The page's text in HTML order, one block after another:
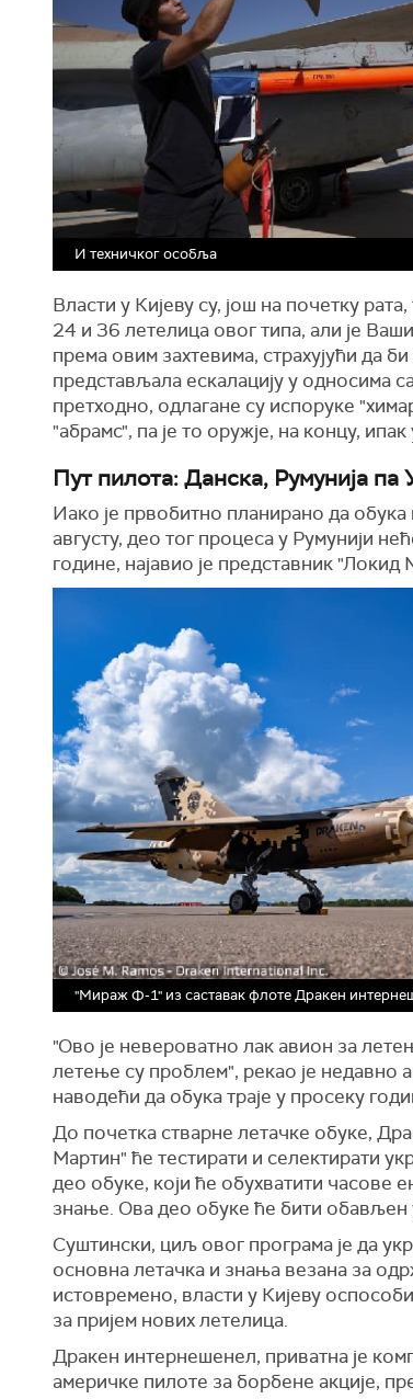
И техничког особља
Власти у Кијеву су, још на почетку
24 и 36 летелица овог типа, али је
према овим захтевима, страхујући да
представљала ескалацију у односима
претходно, одлагане су испоруке
"абрамс", па је то оружје, на концу,
Пут пилота: Данска, Румунија па
Иако је првобитно планирано да
августу, део тог процеса у Румунији
године, најавио је представник
"Мираж Ф-1" из саставак флоте Дракен
"Ово је невероватно лак авион за
летење су проблем", рекао је недавно
наводећи да обука траје у просеку
До почетка стварне летачке обуке,
Мартин" ће тестирати и селектирати
део обуке, који ће обухватити часове
знање. Ова део обуке ће бити обављен
Суштински, циљ овог програма је да
основна летачка и знања везана за
истовремено, власти у Кијеву
за пријем нових летелица.
Дракен интернешенел, приватна је
америчке пилоте за борбене акције,